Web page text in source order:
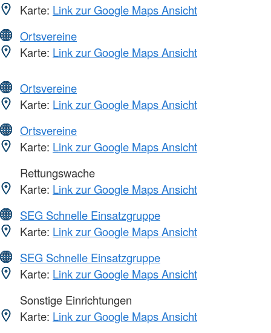
Karte: Link zur Google Maps Ansicht
Ortsvereine
Karte: Link zur Google Maps Ansicht
Ortsvereine
Karte: Link zur Google Maps Ansicht
Ortsvereine
Karte: Link zur Google Maps Ansicht
Rettungswache
Karte: Link zur Google Maps Ansicht
SEG Schnelle Einsatzgruppe
Karte: Link zur Google Maps Ansicht
SEG Schnelle Einsatzgruppe
Karte: Link zur Google Maps Ansicht
Sonstige Einrichtungen
Karte: Link zur Google Maps Ansicht